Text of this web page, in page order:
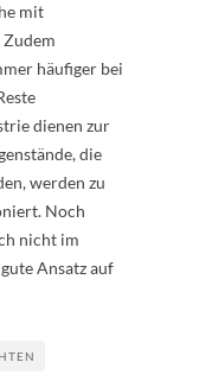
mit
häufiger bei
dienen zur
die
werden zu
Noch
nicht im
Ansatz auf